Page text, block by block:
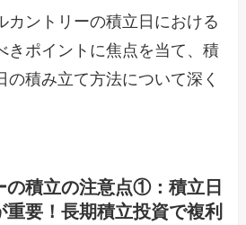
カントリーの積立日における
きポイントに焦点を当て、積
の積み立て方法について深く
の積立の注意点①：積立日
重要！長期積立投資で複利